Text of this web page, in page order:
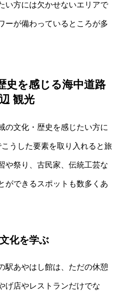
い方には欠かせないエリアで
ーが備わっているところが多
史を感じる海中道路
観光
の文化・歴史を感じたい方に
うした要素を取り入れると旅
や祭り、古民家、伝統工芸な
ができるスポットも数多くあ
化を学ぶ
駅あやはし館は、ただの休憩
げ店やレストランだけでな